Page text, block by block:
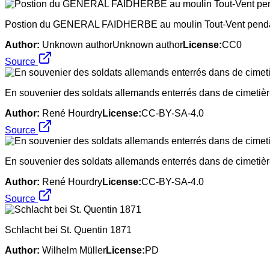
Postion du GENERAL FAIDHERBE au moulin Tout-Vent
Author: Unknown authorUnknown authorLicense:CC0
Source
En souvenier des soldats allemands enterrés dans de
Author: René HourdryLicense:CC-BY-SA-4.0
Source
En souvenier des soldats allemands enterrés dans de
Author: René HourdryLicense:CC-BY-SA-4.0
Source
Schlacht bei St. Quentin 1871
Author: Wilhelm MüllerLicense:PD